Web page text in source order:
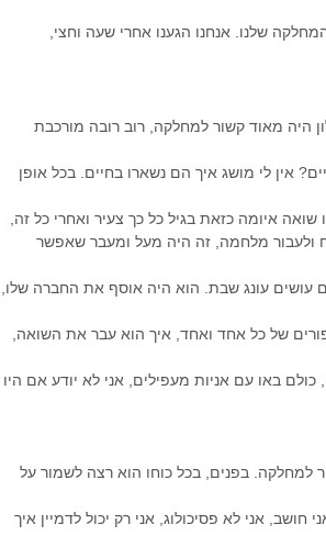
שלנו. אנחנו הגענו אחרי שעה וחצי,
היה מאוד קשור למחלקה, רוב רובה מורכבת
אין לי מושג איך הם נשארו בחיים. בכל אופן
איומה כזאת בגיל כל כך צעיר ואחרי כל זה,
ולעבור מלחמה, זה היה מעל ומעבר שאפשר
עושים עונג שבת. הוא היה אוסף את החברה שלו,
של כל אחד ואחד, איך הוא עבר את השואה,
באו עם אניות מעפילים, אני לא יודע אם היו
למחלקה. בפנים, בכל כוחו הוא רצה לשמור על
אני לא פסיכולוג, אני רק יכול לדמיין איך